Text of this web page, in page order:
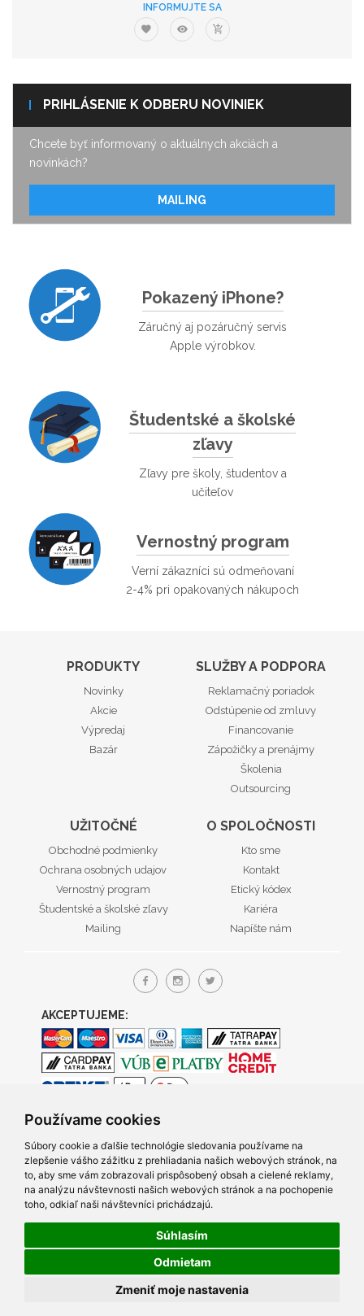
Používame cookies
Súbory cookie a ďalšie technológie sledovania používame na
zlepšenie vášho zážitku z prehliadania našich webových stránok, na
to, aby sme vám zobrazovali prispôsobený obsah a cielené reklamy,
na analýzu návštevnosti našich webových stránok a na pochopenie
toho, odkiaľ naši návštevníci prichádzajú.
Súhlasím
Odmietam
Zmeniť moje nastavenia
INFORMUJTE SA
PRIHLÁSENIE K ODBERU NOVINIEK
Chcete byť informovaný o aktuálnych akciách a
novinkách?
MAILING
Pokazený iPhone?
Záručný aj pozáručný servis
Apple výrobkov.
Študentské a školské
zľavy
Zľavy pre školy, študentov a
učiteľov
Vernostný program
Verní zákazníci sú odmeňovaní
2-4% pri opakovaných nákupoch
PRODUKTY
Novinky
Akcie
Výpredaj
Bazár
SLUŽBY A PODPORA
Reklamačný poriadok
Odstúpenie od zmluvy
Financovanie
Zápožičky a prenájmy
Školenia
Outsourcing
UŽITOČNÉ
Obchodné podmienky
Ochrana osobných udajov
Vernostný program
Študentské a školské zľavy
Mailing
O SPOLOČNOSTI
Kto sme
Kontakt
Etický kódex
Kariéra
Napíšte nám
AKCEPTUJEME:
© 2005- 2026 TRACO Computers s.r.o., Všetky práva vyhradené.
Created by Q7 digital media s.r.o.|Napíšte námv prípade
problémov s prezeraním našich stránok.